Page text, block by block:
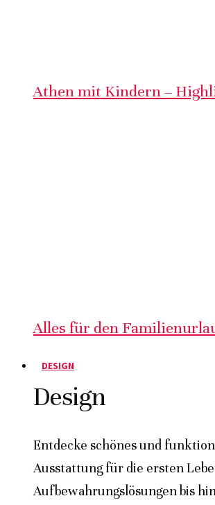
Athen mit Kindern –
Alles für den
DESIGN
Design
Entdecke schönes und
Ausstattung für die ersten
Aufbewahrungslösungen bis